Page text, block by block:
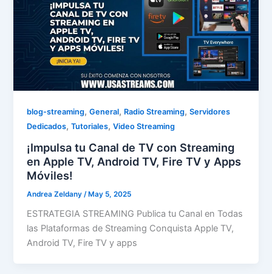
blog-streaming,General, Radio Streaming,Servidores
Dedicados,Tutoriales,Video Streaming
¡Impulsa tu Canal de TV con Streaming
en Apple TV, Android TV, Fire TV y Apps
Móviles!
Andrea Zeldany /May 5, 2025
ESTRATEGIA STREAMING Publica tu Canal en Todas
las Plataformas de Streaming Conquista Apple TV,
Android TV, Fire TV y apps